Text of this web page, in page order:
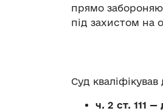
прямо
під захистом на
Суд
ч. 2 ст. 111